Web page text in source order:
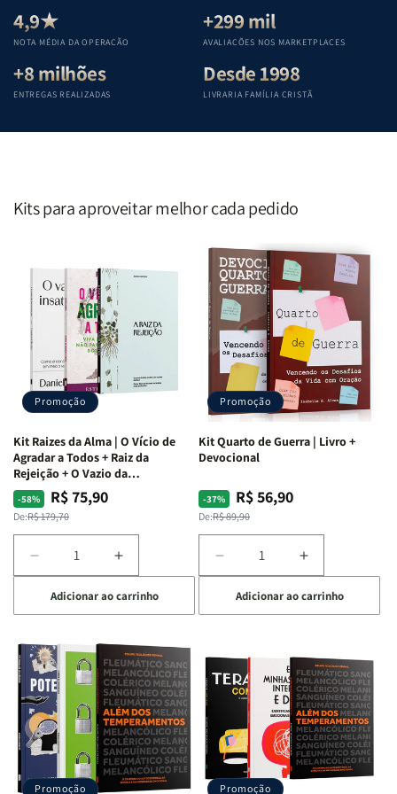
Teológica
Penkal
Penkal
Teológica
Penkal
4,9★
NOTA MÉDIA DA OPERAÇÃO
+299 mil
AVALIAÇÕES NOS MARKETPLACES
+8 milhões
ENTREGAS REALIZADAS
Desde 1998
LIVRARIA FAMÍLIA CRISTÃ
Kits para aproveitar melhor cada pedido
Promoção
Kit Raizes da Alma | O Vício de
Agradar a Todos + Raiz da
Rejeição + O Vazio da
Insatisfação.
-58%
Preço
normal
De:R$ 179,70
Preço
promocional
R$ 75,90
Diminuir
a
quantidade
de
Raizes
da
Alma
|
O
Vício
Agradar
Aumentar
a
quantidade
de
Raizes
da
Alma
|
O
Vício
de
Agradar
Adicionar ao carrinho
Promoção
Kit Quarto de Guerra | Livro +
Devocional
-37%
Preço
normal
De:R$ 89,90
Preço
promocional
R$ 56,90
Diminuir
a
quantidade
de
Quarto
de
Guerra
Livro
+
Devocional
Aumentar
a
quantidade
de
Quarto
de
Guerra
|
Livro
+
Devocional
Adicionar ao carrinho
Promoção Promoção